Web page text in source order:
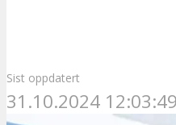
Sist oppdatert
31.10.2024 12:03:49